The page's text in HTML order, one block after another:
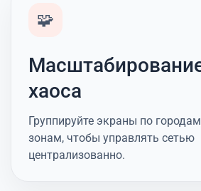
🧩
хаоса
Группируйте экраны по
зонам, чтобы управлять сетью
централизованно.